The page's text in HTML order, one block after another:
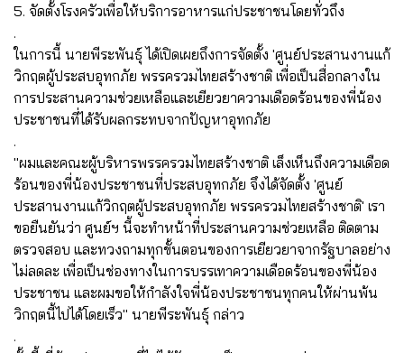
5. จัดตั้งโรงครัวเพื่อให้บริการอาหารแก่ประชาชนโดยทั่วถึง
.
ในการนี้ นายพีระพันธุ์ ได้เปิดเผยถึงการจัดตั้ง 'ศูนย์ประสานงานแก้
วิกฤตผู้ประสบอุทกภัย พรรครวมไทยสร้างชาติ เพื่อเป็นสื่อกลางใน
การประสานความช่วยเหลือและเยียวยาความเดือดร้อนของพี่น้อง
ประชาชนที่ได้รับผลกระทบจากปัญหาอุทกภัย
.
"ผมและคณะผู้บริหารพรรครวมไทยสร้างชาติ เล็งเห็นถึงความเดือด
ร้อนของพี่น้องประชาชนที่ประสบอุทกภัย จึงได้จัดตั้ง 'ศูนย์
ประสานงานแก้วิกฤตผู้ประสบอุทกภัย พรรครวมไทยสร้างชาติ' เรา
ขอยืนยันว่า ศูนย์ฯ นี้จะทำหน้าที่ประสานความช่วยเหลือ ติดตาม
ตรวจสอบ และทวงถามทุกขั้นตอนของการเยียวยาจากรัฐบาลอย่าง
ไม่ลดละ เพื่อเป็นช่องทางในการบรรเทาความเดือดร้อนของพี่น้อง
ประชาชน และผมขอให้กำลังใจพี่น้องประชาชนทุกคนให้ผ่านพ้น
วิกฤตนี้ไปได้โดยเร็ว" นายพีระพันธุ์ กล่าว
.